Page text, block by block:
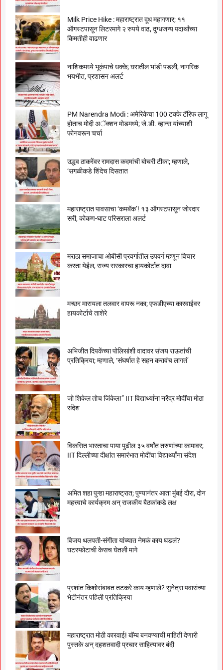
Milk Price Hike : महाराष्ट्रात दूध महागणार; ११
ऑगस्टपासून लिटरमागे २ रुपये वाढ, दुग्धजन्य पदार्थांच्या
किमतीही वाढणार
नाशिकमध्ये भूकंपाचे धक्के; घरातील भांडी पडली, नागरिक
भयभीत, प्रशासन अलर्ट
PM Narendra Modi : अमेरिकेचा 100 टक्के टॅरिफ लागू
होताच मोदी अॅक्शन मोडमध्ये; जे.डी. व्हान्स यांच्याशी
फोनवरून चर्चा
उद्धव ठाकरेंवर रामदास कदमांची बोचरी टीका; म्हणाले,
‘सगळीकडे शिंदेच दिसतात
महाराष्ट्रात पावसाचा ‘कमबॅक’! १३ ऑगस्टपासून जोरदार
सरी, कोकण-घाट परिसराला अलर्ट
मराठा समाजाचा ओबीसी प्रवर्गातील उपवर्ग म्हणून विचार
करता येईल, राज्य सरकारचा हायकोर्टात दावा
मच्छर मारायला तलवार वापरू नका; एफडीएच्या कारवाईवर
हायकोर्टाचे ताशेरे
अभिजीत दिपकेंच्या पोलिसांशी वादावर संजय राऊतांची
प्रतिक्रिया; म्हणाले, ‘संघर्षात हे सहन करावंच लागतं’
जो शिकेल तोच जिंकेल!” IIT विद्यार्थ्यांना नरेंद्र मोदींचा मोठा
संदेश
विकसित भारताचा पाया पुढील ३५ वर्षांत तरुणांच्या कामावर;
IIT दिल्लीच्या दीक्षांत समारंभात मोदींचा विद्यार्थ्यांना संदेश
अमित शहा पुन्हा महाराष्ट्रात; पुण्यानंतर आता मुंबई दौरा, दोन
महत्त्वाचे कार्यक्रम अन् राजकीय बैठकांकडे लक्ष
विजय थलपती-संगीता यांच्यात नेमकं काय घडलं?
घटस्फोटाची केसच घेतली मागे
प्रशांत किशोरांबाबत तटकरे काय म्हणाले? सुनेत्रा पवारांच्या
भेटीनंतर पहिली प्रतिक्रिया
महाराष्ट्रात मोठी कारवाई! बॉम्ब बनवण्याची माहिती देणारी
पुस्तके अन् दहशतवादी प्रचार साहित्यावर बंदी